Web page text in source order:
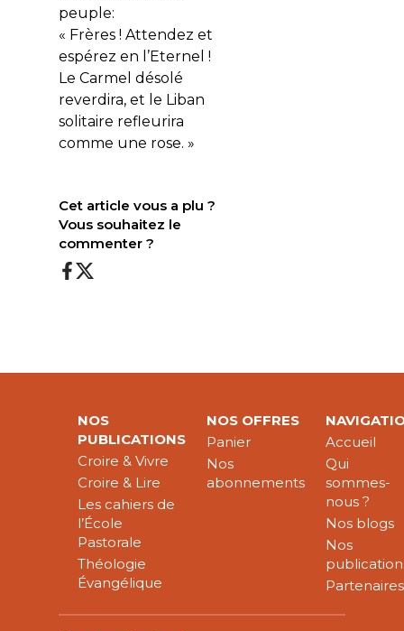
peuple:
« Frères ! Attendez et
espérez en l’Eternel !
Le Carmel désolé
reverdira, et le Liban
solitaire refleurira
comme une rose. »
Cet article vous a plu ?
Vous souhaitez le
commenter ?
NOS
PUBLICATIONS
Croire & Vivre
Croire & Lire
Les cahiers de
l’École
Pastorale
Théologie
Évangélique
NOS OFFRES
Panier
Nos
abonnements
Accueil
Qui
sommes-
nous ?
Nos blogs
Nos
Partenaires